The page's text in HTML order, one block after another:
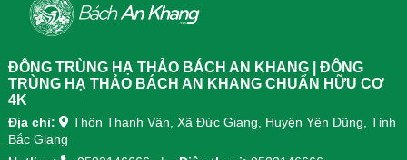
Sản phẩm được sản xuất tại nhà
máy đạt chuẩn GMP, sử dụng công
giúp hấp thu nhanh và hiệu quả
hơn.
ĐÔNG TRÙNG HẠ THẢO BÁCH AN KHANG | ĐÔNG
TRÙNG HẠ THẢO BÁCH AN KHANG CHUẨN HỮU CƠ
4K
Địa chỉ:
Thôn Thanh Vân, Xã Đức Giang, Huyện Yên Dũng, Tỉnh
Bắc Giang